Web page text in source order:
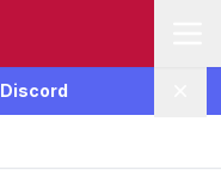
Discord